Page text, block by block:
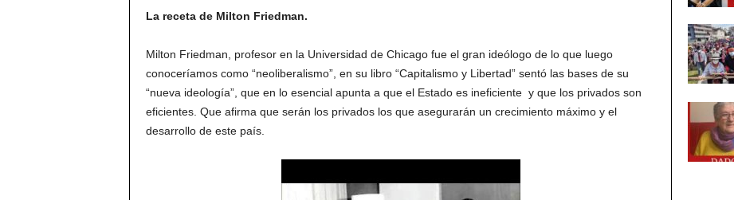
La receta de Milton Friedman.
Milton Friedman, profesor en la Universidad de Chicago fue el gran ideólogo de lo que luego
conoceríamos como “neoliberalismo”, en su libro “Capitalismo y Libertad” sentó las bases de su
“nueva ideología”, que en lo esencial apunta a que el Estado es ineficiente y que los privados son
eficientes. Que afirma que serán los privados los que asegurarán un crecimiento máximo y el
desarrollo de este país.